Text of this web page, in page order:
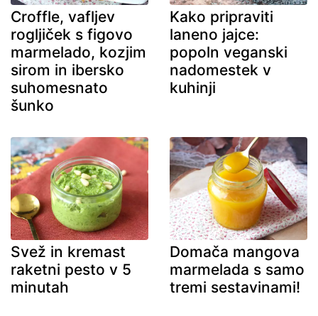
Croffle, vafljev
rogljiček s figovo
marmelado, kozjim
sirom in ibersko
suhomesnato
šunko
Kako pripraviti
laneno jajce:
popoln veganski
nadomestek v
kuhinji
Svež in kremast
raketni pesto v 5
minutah
Domača mangova
marmelada s samo
tremi sestavinami!